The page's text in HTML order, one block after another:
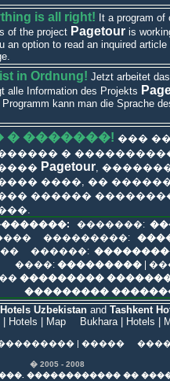
is all right! It a program of
of the project Pagetour is
an option to read an inquired article
in Ordnung! Jetzt arbeitet
alle Information des Projekts
kann man die Sprache
� �������! ���
�
Pagetour ,
����, ��
������
�������:
���������:
������:
����: ��������� |
���������
���������
Hotels Uzbekistan and Tashkent
Hotels Map Bukhara| Hotels
| �����
� 2005 - 2008
������������ ��